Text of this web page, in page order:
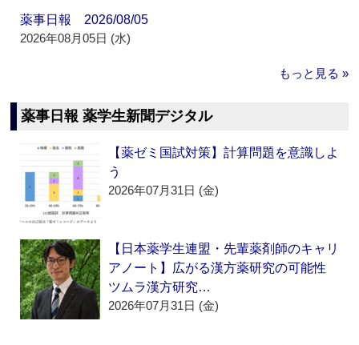
薬事日報 2026/08/05
2026年08月05日 (水)
もっと見る »
薬事日報 薬学生新聞デジタル
【薬ゼミ国試対策】計算問題を意識しよ
う
2026年07月31日 (金)
【日本薬学生連盟・先輩薬剤師のキャリ
アノート】広がる漢方薬研究の可能性
ツムラ漢方研究…
2026年07月31日 (金)